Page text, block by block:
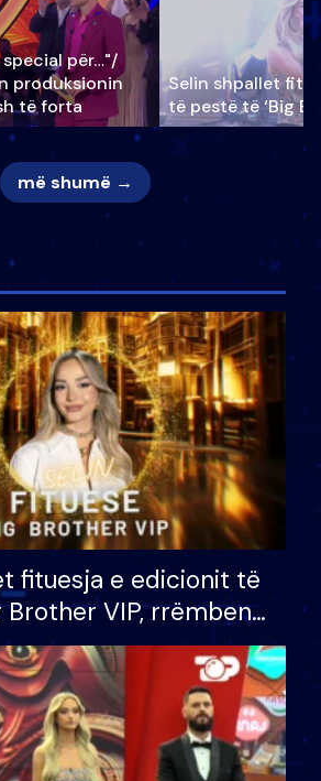
për…"/
produksionin
të forta
Selin shpallet
të pestë të ‘Big
më shumë →
fituesja e edicionit të
VIP, rrëmben
prej 100 mijë eurosh